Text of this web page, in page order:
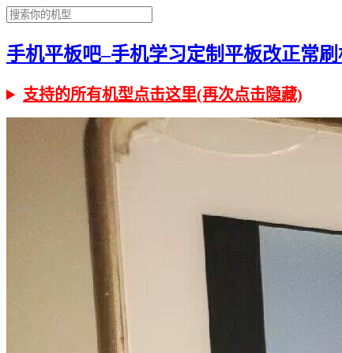
手机平板吧–手机学习定制平板改正常
支持的所有机型点击这里(再次点击隐藏)